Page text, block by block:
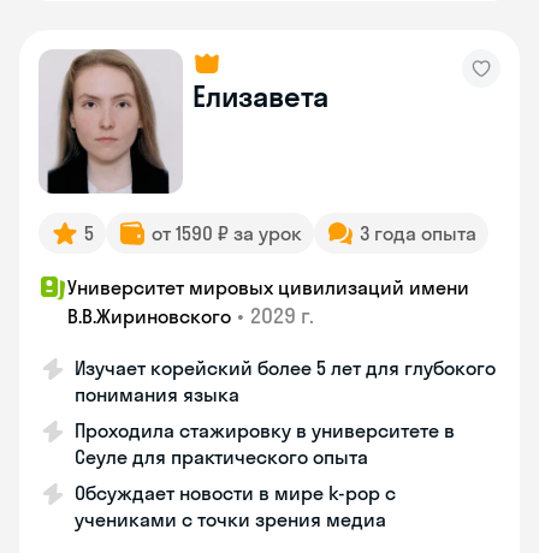
Елизавета
5 от 1590 ₽ за урок 3 года опыта
Университет мировых цивилизаций имени
В.В.Жириновского • 2029 г.
Изучает корейский более 5 лет для глубокого
понимания языка
Проходила стажировку в университете в
Сеуле для практического опыта
Обсуждает новости в мире k-pop с
учениками с точки зрения медиа